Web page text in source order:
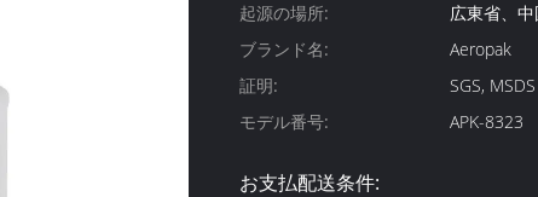
起源の場所:
広東省、中
ブランド名:
Aeropak
証明:
SGS, MSDS
モデル番号:
APK-8323
お支払配送条件: